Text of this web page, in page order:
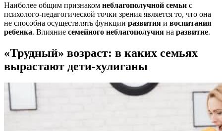
Наиболее общим признаком неблагополучной семьи с
психолого-педагогической точки зрения является то, что она
не способна осуществлять функции развития и воспитания
ребенка. Влияние семейного неблагополучия на развитие.
«Трудный» возраст: в каких семьях
вырастают дети-хулиганы